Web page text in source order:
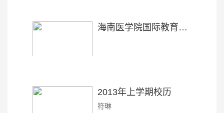
海南医学院国际教育学院教学管理细则
2013年上学期校历
符琳